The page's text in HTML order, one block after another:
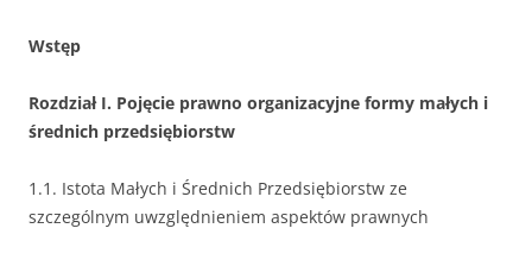
Wstęp
Rozdział I. Pojęcie prawno organizacyjne formy małych i
średnich przedsiębiorstw
1.1. Istota Małych i Średnich Przedsiębiorstw ze
szczególnym uwzględnieniem aspektów prawnych